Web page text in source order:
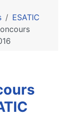
ESATIC